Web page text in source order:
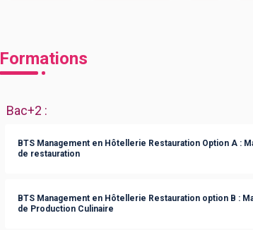
Formations
Bac+2 :
BTS Management en Hôtellerie Restauration Option A :
de restauration
BTS Management en Hôtellerie Restauration option B :
de Production Culinaire